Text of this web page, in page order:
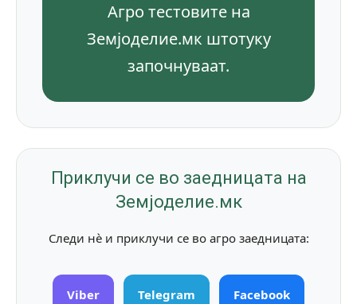
Агро тестовите на
Земјоделие.мк штотуку
започнуваат.
Приклучи се во заедницата на
Земјоделие.мк
Следи нè и приклучи се во агро заедницата:
Viber Telegram Facebook